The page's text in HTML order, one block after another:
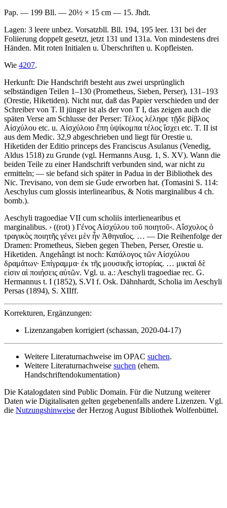
Pap. — 199 Bll. — 20½ × 15 cm — 15. Jhdt.
Lagen: 3 leere unbez. Vorsatzbll. Bll. 194, 195 leer. 131 bei der
Foliierung doppelt gesetzt, jetzt 131 und 131a. Von mindestens drei
Händen. Mit roten Initialen u. Überschriften u. Kopfleisten.
Wie 4207.
Herkunft: Die Handschrift besteht aus zwei ursprünglich
selbständigen Teilen 1–130 (Prometheus, Sieben, Perser), 131–193
(Orestie, Hiketiden). Nicht nur, daß das Papier verschieden und der
Schreiber von T. II jünger ist als der von T I, das zeigen auch die
späten Verse am Schlusse der Perser: Τέλος λέληφε τῇδε βίβλος
Αἰσχύλου etc. u. Αἰσχύλοιο ἔπη ὑψίκομπα τέλος ἴσχει etc. T. II ist
aus dem Medic. 32,9 abgeschrieben und liegt für Orestie u.
Hiketiden der Editio princeps des Franciscus Asulanus (Venedig,
Aldus 1518) zu Grunde (vgl. Hermanns Ausg. 1, S. XV). Wann die
beiden Teile zu einer Handschrift verbunden sind, war nicht zu
ermitteln; — sie befand sich später in Padua in der Bibliothek des
Nic. Trevisano, von dem sie Gude erworben hat. (Tomasini S. 114:
Aeschylus cum glossis interlinearibus, & Notis marginalibus 4 ch.
bomb.).
Aeschyli tragoediae VII cum scholiis interlienearibus et
marginalibus. › ((rot) ) Γένος Αἰσχύλου τοῦ ποιητοῦ‹. Αἴσχυλος ὁ
τραγικὸς ποιητῆς γένει μὲν ἦν Ἀθηναῖος. … — Die Reihenfolge der
Dramen: Prometheus, Sieben gegen Theben, Perser, Orestie u.
Hiketiden. Αngehângt ist noch: Κατάλογος τῶν Αἰσχύλου
δραμάτων· Επίγραμμα· ἐκ τῆς μουσικῆς ἱστορίας. … μικταὶ δὲ
εἰσιν αἱ ποιήσεις αὐτῶν. Vgl. u. a.: Aeschyli tragoediae rec. G.
Hermannus t. I (1852), S.VI f. Osk. Dähnhardt, Scholia im Aeschyli
Persas (1894), S. XIIff.
Korrekturen, Ergänzungen:
Lizenzangaben korrigiert (schassan, 2020-04-17)
Weitere Literaturnachweise im OPAC suchen.
Weitere Literaturnachweise suchen (ehem.
Handschriftendokumentation)
Die Katalogdaten sind Public Domain. Für die Nutzung weiterer
Daten wie Digitalisaten gelten gegebenenfalls andere Lizenzen. Vgl.
die Nutzungshinweise der Herzog August Bibliothek Wolfenbüttel.